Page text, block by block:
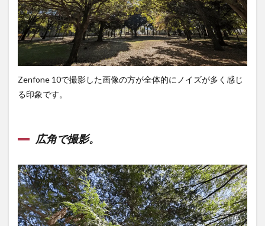
Zenfone 10で撮影した画像の方が全体的にノイズが多く感じ
る印象です。
広角で撮影。